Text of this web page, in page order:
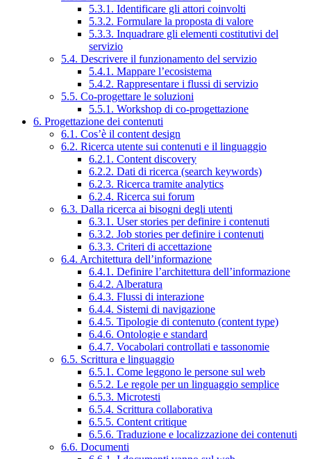
5.3.1. Identificare gli attori coinvolti
5.3.2. Formulare la proposta di valore
5.3.3. Inquadrare gli elementi costitutivi del
servizio
5.4. Descrivere il funzionamento del servizio
5.4.1. Mappare l’ecosistema
5.4.2. Rappresentare i flussi di servizio
5.5. Co-progettare le soluzioni
5.5.1. Workshop di co-progettazione
6. Progettazione dei contenuti
6.1. Cos’è il content design
6.2. Ricerca utente sui contenuti e il linguaggio
6.2.1. Content discovery
6.2.2. Dati di ricerca (search keywords)
6.2.3. Ricerca tramite analytics
6.2.4. Ricerca sui forum
6.3. Dalla ricerca ai bisogni degli utenti
6.3.1. User stories per definire i contenuti
6.3.2. Job stories per definire i contenuti
6.3.3. Criteri di accettazione
6.4. Architettura dell’informazione
6.4.1. Definire l’architettura dell’informazione
6.4.2. Alberatura
6.4.3. Flussi di interazione
6.4.4. Sistemi di navigazione
6.4.5. Tipologie di contenuto (content type)
6.4.6. Ontologie e standard
6.4.7. Vocabolari controllati e tassonomie
6.5. Scrittura e linguaggio
6.5.1. Come leggono le persone sul web
6.5.2. Le regole per un linguaggio semplice
6.5.3. Microtesti
6.5.4. Scrittura collaborativa
6.5.5. Content critique
6.5.6. Traduzione e localizzazione dei contenuti
6.6. Documenti